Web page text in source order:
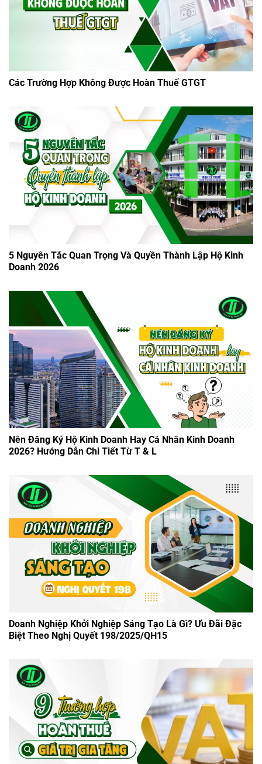
Các Trường Hợp Không Được Hoàn Thuế GTGT
5 Nguyên Tắc Quan Trọng Và Quyền Thành Lập Hộ Kinh
Doanh 2026
Nên Đăng Ký Hộ Kinh Doanh Hay Cá Nhân Kinh Doanh
2026? Hướng Dẫn Chi Tiết Từ T & L
Doanh Nghiệp Khởi Nghiệp Sáng Tạo Là Gì? Ưu Đãi Đặc
Biệt Theo Nghị Quyết 198/2025/QH15